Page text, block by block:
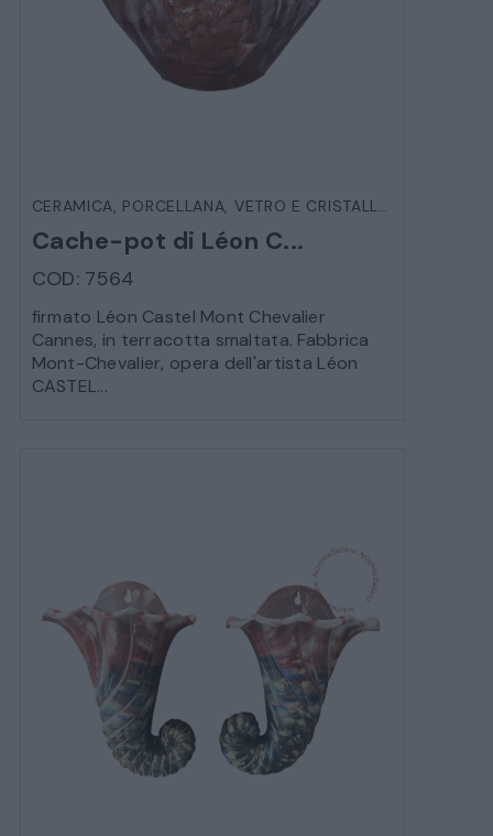
CERAMICA, PORCELLANA, VETRO E CRISTALLO
Cache-pot di Léon C...
COD: 7564
firmato Léon Castel Mont Chevalier
Cannes, in terracotta smaltata. Fabbrica
Mont-Chevalier, opera dell'artista Léon
CASTEL...